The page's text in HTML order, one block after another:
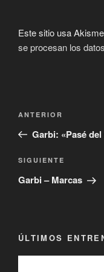
Este sitio usa
se procesan los
Navegación
entradas
Entrada
anterior:
ANTERIOR
Garbi: «Pasé
Siguiente
entrada
SIGUIENTE
Garbi – Marcas
ÚLTIMOS